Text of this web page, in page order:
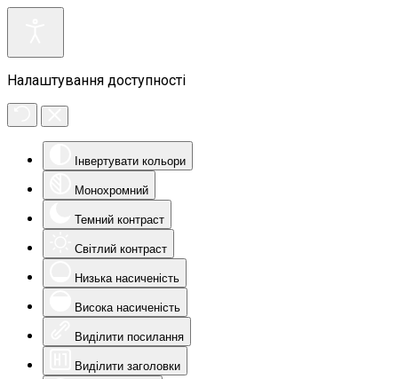
Налаштування доступності
Інвертувати кольори
Монохромний
Темний контраст
Світлий контраст
Низька насиченість
Висока насиченість
Виділити посилання
Виділити заголовки